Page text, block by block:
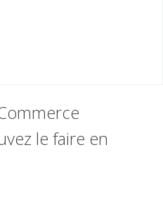
le faire en